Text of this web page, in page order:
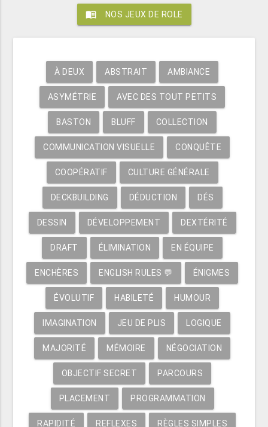
menu_book NOS JEUX DE ROLE
À DEUX ABSTRAIT AMBIANCE
ASYMÉTRIE AVEC DES TOUT PETITS
BASTON BLUFF COLLECTION
COMMUNICATION VISUELLE CONQUÊTE
COOPÉRATIF CULTURE GÉNÉRALE
DECKBUILDING DÉDUCTION DÉS
DESSIN DÉVELOPPEMENT DEXTÉRITÉ
DRAFT ÉLIMINATION EN ÉQUIPE
ENCHÈRES ENGLISH RULES 💬 ÉNIGMES
ÉVOLUTIF HABILETÉ HUMOUR
IMAGINATION JEU DE PLIS LOGIQUE
MAJORITÉ MÉMOIRE NÉGOCIATION
OBJECTIF SECRET PARCOURS
PLACEMENT PROGRAMMATION
RAPIDITÉ REFLEXES RÈGLES SIMPLES